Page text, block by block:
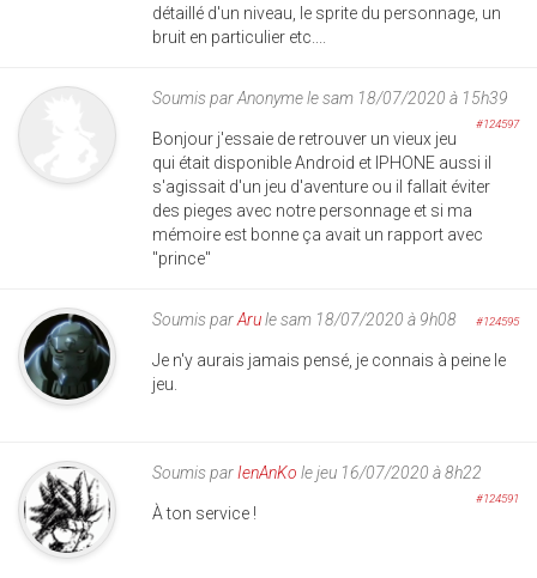
détaillé d'un niveau, le sprite du personnage, un
bruit en particulier etc....
Soumis parAnonymele sam 18/07/2020 à 15h39
#124597
Bonjour j'essaie de retrouver un vieux jeu
qui était disponible Android et IPHONE aussi il
s'agissait d'un jeu d'aventure ou il fallait éviter
des pieges avec notre personnage et si ma
mémoire est bonne ça avait un rapport avec
"prince"
Soumis parArule sam 18/07/2020 à 9h08 #124595
Je n'y aurais jamais pensé, je connais à peine le
jeu.
Soumis par IenAnKo le jeu 16/07/2020 à 8h22
#124591
À ton service !